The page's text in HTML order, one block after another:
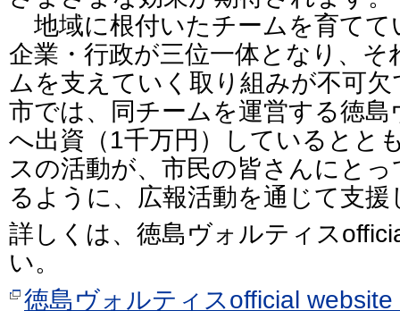
地域に根付いたチームを育てて
企業・行政が三位一体となり、
ムを支えていく取り組みが不可
市では、同チームを運営する徳
へ出資（1千万円）しているとと
スの活動が、市民の皆さんにと
るように、広報活動を通じて支
詳しくは、徳島ヴォルティス
い。
徳島ヴォルティスofficial